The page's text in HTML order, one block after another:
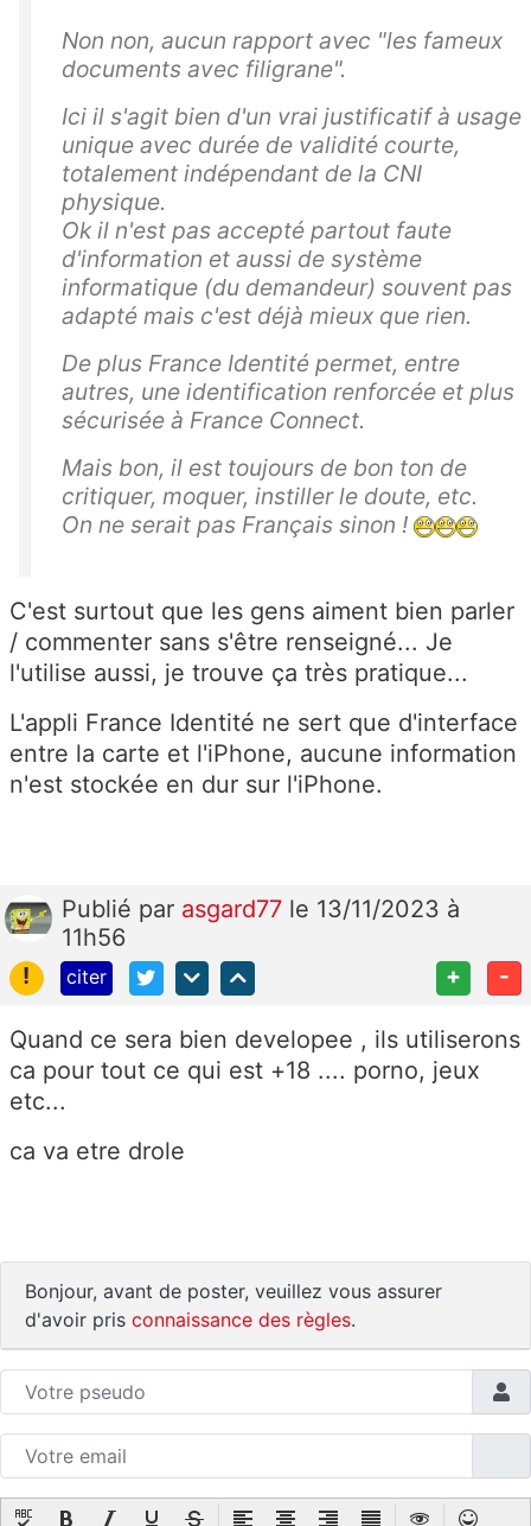
Non non, aucun rapport avec "les fameux
documents avec filigrane".
Ici il s'agit bien d'un vrai justificatif à usage
unique avec durée de validité courte,
totalement indépendant de la CNI
physique.
Ok il n'est pas accepté partout faute
d'information et aussi de système
informatique (du demandeur) souvent pas
adapté mais c'est déjà mieux que rien.
De plus France Identité permet, entre
autres, une identification renforcée et plus
sécurisée à France Connect.
Mais bon, il est toujours de bon ton de
critiquer, moquer, instiller le doute, etc.
On ne serait pas Français sinon !
C'est surtout que les gens aiment bien parler
/ commenter sans s'être renseigné... Je
l'utilise aussi, je trouve ça très pratique...
L'appli France Identité ne sert que d'interface
entre la carte et l'iPhone, aucune information
n'est stockée en dur sur l'iPhone.
Publié par asgard77 le 13/11/2023 à
11h56
!
citer + -
Quand ce sera bien developee , ils utiliserons
ca pour tout ce qui est +18 .... porno, jeux
etc...
ca va etre drole
Bonjour, avant de poster, veuillez vous assurer
d'avoir pris connaissance des règles.